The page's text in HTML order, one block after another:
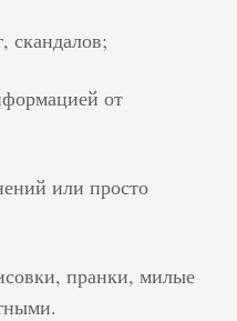
скандалов;
от
или просто
пранки, милые